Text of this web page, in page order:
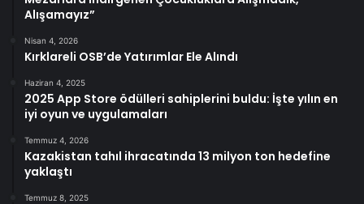
Alışamayız”
Nisan 4, 2026
Kırklareli OSB’de Yatırımlar Ele Alındı
Haziran 4, 2025
2025 App Store ödülleri sahiplerini buldu: İşte yılın en
iyi oyun ve uygulamaları
Temmuz 4, 2026
Kazakistan tahıl ihracatında 13 milyon ton hedefine
yaklaştı
Temmuz 8, 2025